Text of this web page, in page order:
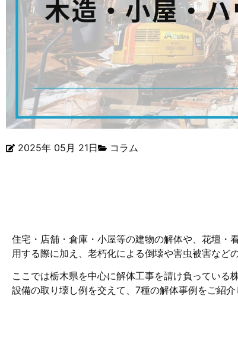
2025年 05月 21日 コラム
住宅・店舗・倉庫・小屋等の建物の解体や、花壇・
用する際に加え、老朽化による倒壊や害虫被害など
ここでは栃木県を中心に解体工事を請け負ってい
設備の取り壊し例を交えて、7種の解体事例をご紹介